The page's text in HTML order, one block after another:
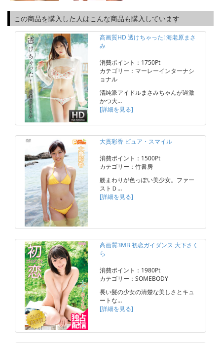
この商品を購入した人はこんな商品も購入しています
高画質HD 透けちゃった! 海老原まさ
み
消費ポイント：1750Pt
カテゴリー：マーレーインターナシ
ョナル
清純派アイドルまさみちゃんが過激
かつ大…
[詳細を見る]
大貫彩香 ピュア・スマイル
消費ポイント：1500Pt
カテゴリー：竹書房
腰まわりが色っぽい美少女。ファー
ストＤ…
[詳細を見る]
高画質3MB 初恋ガイダンス 大下さく
ら
消費ポイント：1980Pt
カテゴリー：SOMEBODY
長い髪の少女の清楚な美しさとキュ
ートな…
[詳細を見る]